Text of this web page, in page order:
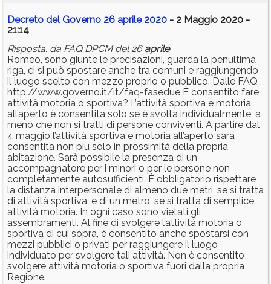
Decreto del Governo 26 aprile 2020 - 2 Maggio 2020 -
21:14
Risposta. da FAQ DPCM del 26 aprile
Romeo, sono giunte le precisazioni, guarda la penultima
riga, ci si può spostare anche tra comuni e raggiungendo
il luogo scelto con mezzo proprio o pubblico. Dalle FAQ
http://www.governo.it/it/faq-fasedue È consentito fare
attività motoria o sportiva? L’attività sportiva e motoria
all’aperto è consentita solo se è svolta individualmente, a
meno che non si tratti di persone conviventi. A partire dal
4 maggio l’attività sportiva e motoria all’aperto sarà
consentita non più solo in prossimità della propria
abitazione. Sarà possibile la presenza di un
accompagnatore per i minori o per le persone non
completamente autosufficienti. È obbligatorio rispettare
la distanza interpersonale di almeno due metri, se si tratta
di attività sportiva, e di un metro, se si tratta di semplice
attività motoria. In ogni caso sono vietati gli
assembramenti. Al fine di svolgere l’attività motoria o
sportiva di cui sopra, è consentito anche spostarsi con
mezzi pubblici o privati per raggiungere il luogo
individuato per svolgere tali attività. Non è consentito
svolgere attività motoria o sportiva fuori dalla propria
Regione.